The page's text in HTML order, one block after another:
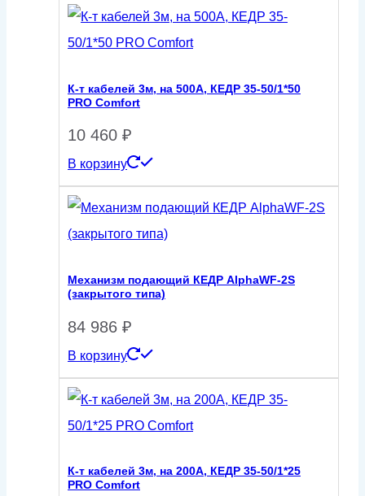
К-т кабелей 3м, на 500А, КЕДР 35-50/1*50
PRO Comfort
10 460 ₽
В корзину
Механизм подающий КЕДР AlphaWF-2S
(закрытого типа)
84 986 ₽
В корзину
К-т кабелей 3м, на 200А, КЕДР 35-50/1*25
PRO Comfort